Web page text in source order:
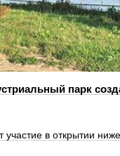
парк
в открытии